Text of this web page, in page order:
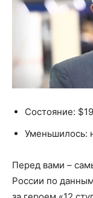
Состояние:
Уменьшилось:
Перед вами –
России по